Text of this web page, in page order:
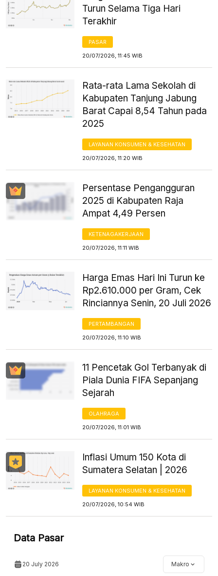
Turun Selama Tiga Hari
Terakhir
PASAR
20/07/2026, 11:45 WIB
Rata-rata Lama Sekolah di
Kabupaten Tanjung Jabung
Barat Capai 8,54 Tahun pada
2025
LAYANAN KONSUMEN & KESEHATAN
20/07/2026, 11:20 WIB
Persentase Pengangguran
2025 di Kabupaten Raja
Ampat 4,49 Persen
KETENAGAKERJAAN
20/07/2026, 11:11 WIB
Harga Emas Hari Ini Turun ke
Rp2.610.000 per Gram, Cek
Rinciannya Senin, 20 Juli 2026
PERTAMBANGAN
20/07/2026, 11:10 WIB
11 Pencetak Gol Terbanyak di
Piala Dunia FIFA Sepanjang
Sejarah
OLAHRAGA
20/07/2026, 11:01 WIB
Inflasi Umum 150 Kota di
Sumatera Selatan | 2026
LAYANAN KONSUMEN & KESEHATAN
20/07/2026, 10:54 WIB
Data Pasar
20 July 2026 Makro